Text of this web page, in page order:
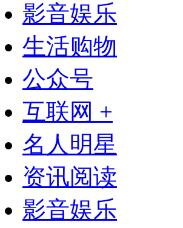
影音娱乐
生活购物
公众号
互联网 +
名人明星
资讯阅读
影音娱乐